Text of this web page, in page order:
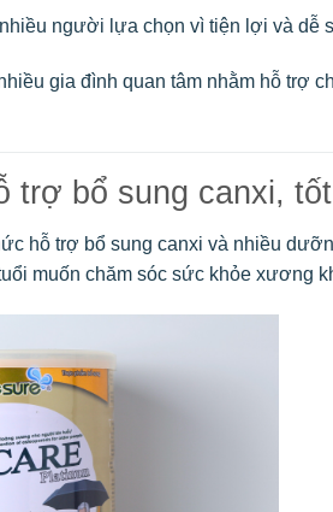
người lựa chọn vì tiện lợi và dễ
gia đình quan tâm nhằm hỗ trợ
trợ bổ sung canxi,
hỗ trợ bổ sung canxi và nhiều
muốn chăm sóc sức khỏe xương